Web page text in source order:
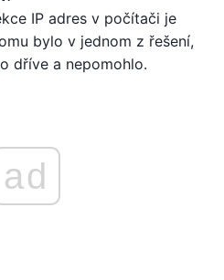
IP adres v počítači je
bylo v jednom z řešení,
dříve a nepomohlo.
ad